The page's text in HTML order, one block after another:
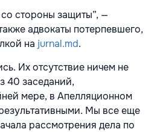
стороны защиты”, —
адвокаты потерпевшего,
на jurnal.md.
Их отсутствие ничем не
40 заседаний,
мере, в Апелляционном
Мы все еще
рассмотрения дела по